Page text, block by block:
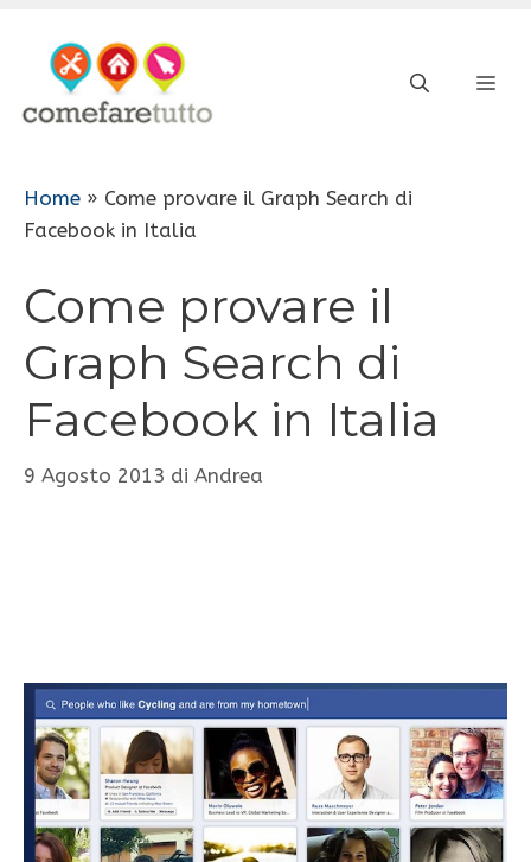
contenuto
Home » Come provare il Graph Search di
Facebook in Italia
Come provare il
Graph Search di
Facebook in Italia
9 Agosto 2013 di Andrea